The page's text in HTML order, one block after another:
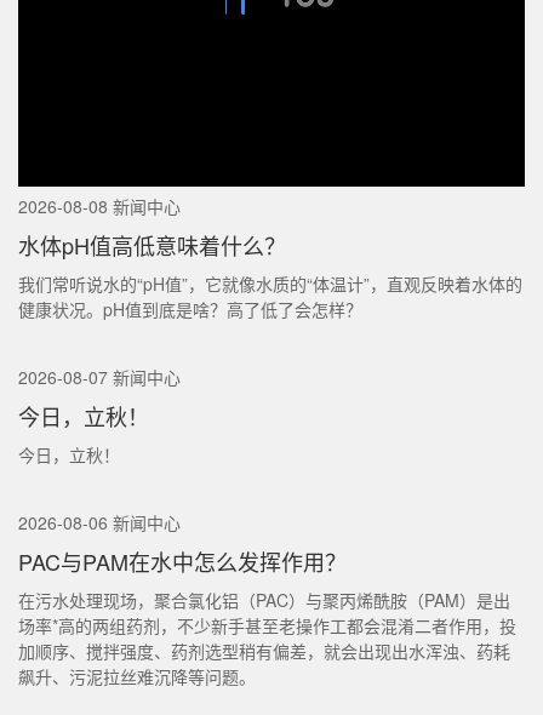
2026-08-08 新闻中心
水体pH值高低意味着什么？
我们常听说水的“pH值”，它就像水质的“体温计”，直观反映着水体的
健康状况。pH值到底是啥？高了低了会怎样？
2026-08-07 新闻中心
今日，立秋！
今日，立秋！
2026-08-06 新闻中心
PAC与PAM在水中怎么发挥作用？
在污水处理现场，聚合氯化铝（PAC）与聚丙烯酰胺（PAM）是出
场率*高的两组药剂，不少新手甚至老操作工都会混淆二者作用，投
加顺序、搅拌强度、药剂选型稍有偏差，就会出现出水浑浊、药耗
飙升、污泥拉丝难沉降等问题。